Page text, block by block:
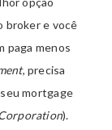
broker e você
paga menos
, precisa
mortgage
).